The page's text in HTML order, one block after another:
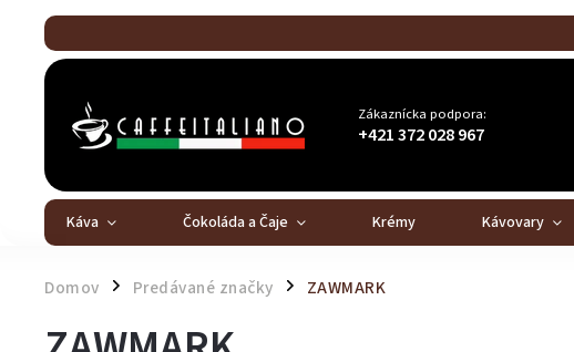
Zákaznícka podpora:
+421 372 028 967
Káva Čokoláda a Čaje Krémy Kávovary
Domov / Predávané značky / ZAWMARK